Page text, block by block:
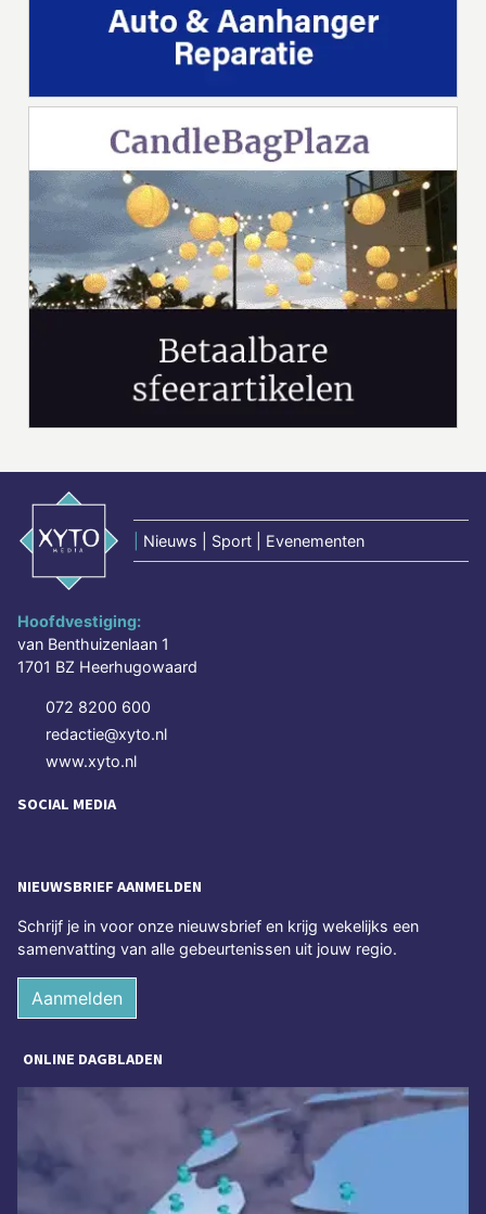
Nieuws | Sport | Evenementen
Hoofdvestiging:
van Benthuizenlaan 1
1701 BZ Heerhugowaard
072 8200 600
redactie@xyto.nl
www.xyto.nl
SOCIAL MEDIA
NIEUWSBRIEF AANMELDEN
Schrijf je in voor onze nieuwsbrief en krijg wekelijks een
samenvatting van alle gebeurtenissen uit jouw regio.
Aanmelden
ONLINE DAGBLADEN